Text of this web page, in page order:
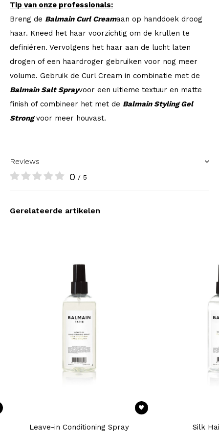
Tip van onze professionals:
Breng de Balmain Curl Creamaan op handdoek droog
haar. Kneed het haar voorzichtig om de krullen te
definiëren. Vervolgens het haar aan de lucht laten
drogen of een haardroger gebruiken voor nog meer
volume. Gebruik de Curl Cream in combinatie met de
Balmain Salt Sprayvoor een ultieme textuur en matte
finish of combineer het met de Balmain Styling Gel
Strongvoor meer houvast.
Reviews
0 / 5
Gerelateerde artikelen
Leave-in Conditioning Spray Silk